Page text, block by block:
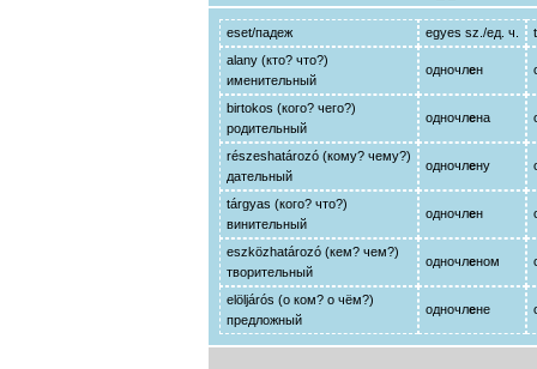
eset/падеж egyes sz./ед. ч.
alany (кто? что?)
именительный
одночлен
birtokos (кого? чего?)
родительный
одночлена
részeshatározó (кому? чему?)
дательный
одночлену
tárgyas (кого? что?)
винительный
одночлен
eszközhatározó (кем? чем?)
творительный
одночленом
elöljárós (о ком? о чём?)
предложный
одночлене